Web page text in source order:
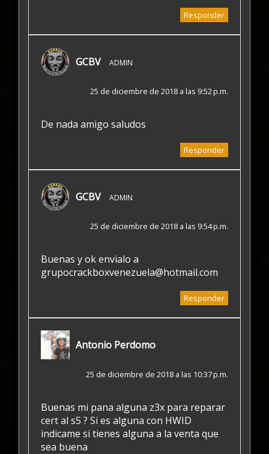
Responder
GCBV ADMIN
25 de diciembre de 2018 a las 9:52 p.m.
De nada amigo saludos
Responder
GCBV ADMIN
25 de diciembre de 2018 a las 9:54 p.m.
Buenas y ok envialo a
grupocrackboxvenezuela@hotmail.com
Responder
Antonio Perdomo
25 de diciembre de 2018 a las 10:37 p.m.
Buenas mi pana alguna z3x para reparar
cert al s5 ? Si es alguna con HWID
indicame si tienes alguna a la venta que
sea buena